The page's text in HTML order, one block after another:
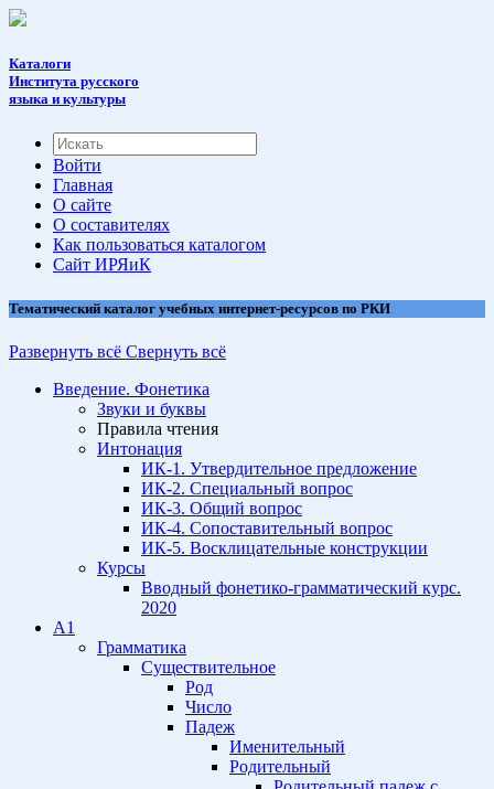
Каталоги
Института русского
языка и культуры
Войти
Главная
О сайте
О составителях
Как пользоваться каталогом
Cайт ИРЯиК
Тематический каталог учебных интернет-ресурсов по РКИ
Развернуть всё Свернуть всё
Введение. Фонетика
Звуки и буквы
Правила чтения
Интонация
ИК-1. Утвердительное предложение
ИК-2. Специальный вопрос
ИК-3. Общий вопрос
ИК-4. Сопоставительный вопрос
ИК-5. Восклицательные конструкции
Курсы
Вводный фонетико-грамматический курс.
2020
A1
Грамматика
Существительное
Род
Число
Падеж
Именительный
Родительный